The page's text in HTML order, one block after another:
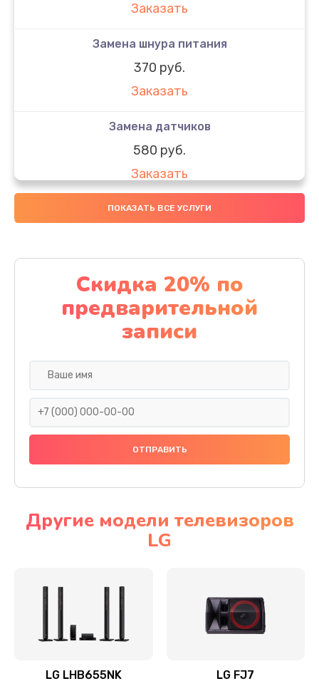
Заказать
Замена шнура питания
370 руб.
Заказать
Замена датчиков
580 руб.
Заказать
Комплексная чистка
Заказать
Замена дисплея (экрана)
2000 руб.
Заказать
Ремонт платы электроники
Прошивка
Ремонт механики привода
Ремонт / замена кнопок, клавиш, индикаторов,
ПОКАЗАТЬ ВСЕ УСЛУГИ
Скидка 20% по
предварительной
записи
Другие модели телевизоров
LG
LG LHB655NK LG FJ7